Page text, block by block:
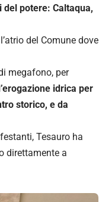
potere: Caltaqua,
del Comune dove
megafono, per
idrica per
storico, e da
Tesauro ha
direttamente a